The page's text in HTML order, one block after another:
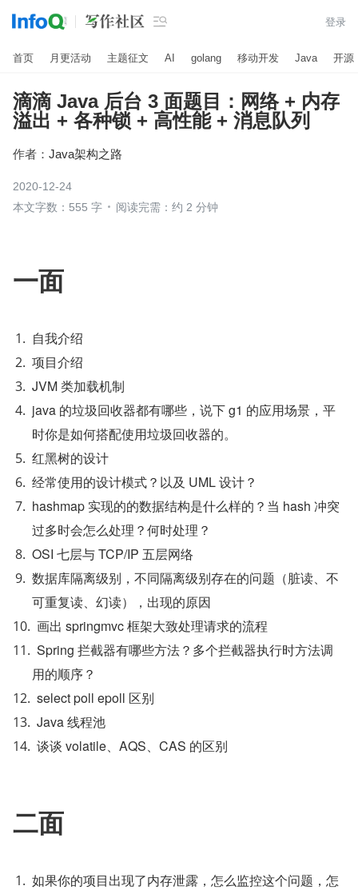
 登录
首页 月更活动 主题征文 AI golang 移动开发 Java 开源
滴滴 Java 后台 3 面题目：网络 + 内存
溢出 + 各种锁 + 高性能 + 消息队列
作者： Java架构之路
2020-12-24
本文字数：555 字
阅读完需：约 2 分钟
一面
自我介绍
项目介绍
JVM 类加载机制
java 的垃圾回收器都有哪些，说下 g1 的应用场景，平
时你是如何搭配使用垃圾回收器的。
红黑树的设计
经常使用的设计模式？以及 UML 设计？
hashmap 实现的的数据结构是什么样的？当 hash 冲突
过多时会怎么处理？何时处理？
OSI 七层与 TCP/IP 五层网络
数据库隔离级别，不同隔离级别存在的问题（脏读、不
可重复读、幻读），出现的原因
画出 springmvc 框架大致处理请求的流程
Spring 拦截器有哪些方法？多个拦截器执行时方法调
用的顺序？
select poll epoll 区别
Java 线程池
谈谈 volatile、AQS、CAS 的区别
二面
如果你的项目出现了内存泄露，怎么监控这个问题，怎